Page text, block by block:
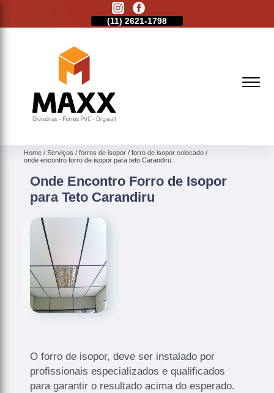
(11) 2621-1798
Home Serviços forros de isopor
forro de isopor colocado
onde encontro forro de isopor para teto Carandiru
Onde Encontro Forro de Isopor
para Teto Carandiru
O forro de isopor, deve ser instalado por
profissionais especializados e qualificados
para garantir o resultado acima do esperado.